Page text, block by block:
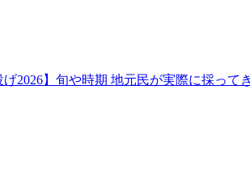
げ2026】旬や時期 地元民が実際に採って